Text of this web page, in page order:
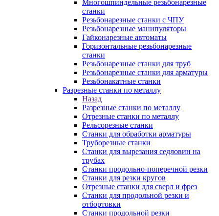
Многошпиндельные резьбонарезные
станки
Резьбонарезные станки с ЧПУ
Резьбонарезные манипуляторы
Гайконарезные автоматы
Горизонтальные резьбонарезные
станки
Резьбонарезные станки для труб
Резьбонарезные станки для арматуры
Резьбонакатные станки
Разрезные станки по металлу
Назад
Разрезные станки по металлу
Отрезные станки по металлу
Рельсорезные станки
Станки для обработки арматуры
Труборезные станки
Станки для вырезания седловин на
трубаx
Станки продольно-поперечной резки
Станки для резки кругов
Отрезные станки для сверл и фрез
Станки для продольной резки и
отбортовки
Станки продольной резки